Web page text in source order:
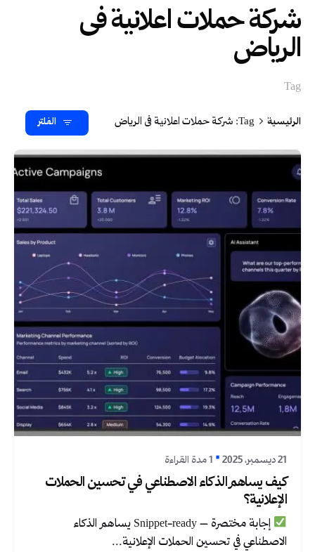
شركة حملات اعلانية فى
الرياض
Tag
الرئيسية Tag: شركة حملات اعلانية فى الرياض الفلتر
نُشر بواسطة
Graphica Ltd
21 ديسمبر، 2025 1 مدة القراءة
كيف يساهم الذكاء الاصطناعي في تحسين الحملات
الإعلانية؟
إجابة مختصرة – Snippet-ready يساهم الذكاء
الاصطناعي في تحسين الحملات الإعلانية...